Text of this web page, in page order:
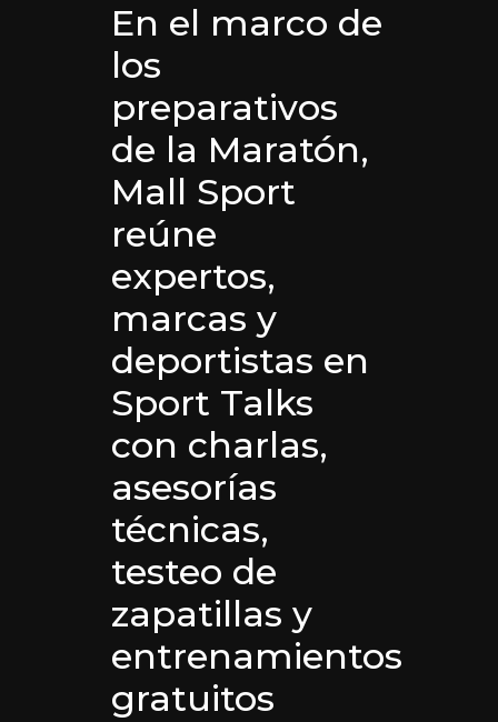
En el marco de
los
preparativos
de la Maratón,
Mall Sport
reúne
expertos,
marcas y
deportistas en
Sport Talks
con charlas,
asesorías
técnicas,
testeo de
zapatillas y
entrenamientos
gratuitos